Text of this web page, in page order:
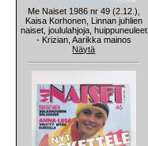
Me Naiset 1986 nr 49 (2.12.),
Kaisa Korhonen, Linnan juhlien
naiset, joululahjoja, huippuneuleet
- Krizian, Aarikka mainos
Näytä